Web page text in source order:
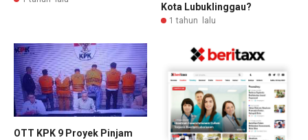
Kota Lubuklinggau?
1 tahun lalu
OTT KPK 9 Proyek Pinjam